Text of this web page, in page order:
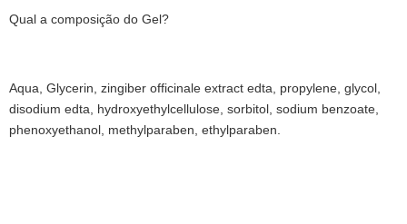
Qual a composição do Gel?
Aqua, Glycerin, zingiber officinale extract edta, propylene, glycol,
disodium edta, hydroxyethylcellulose, sorbitol, sodium benzoate,
phenoxyethanol, methylparaben, ethylparaben.